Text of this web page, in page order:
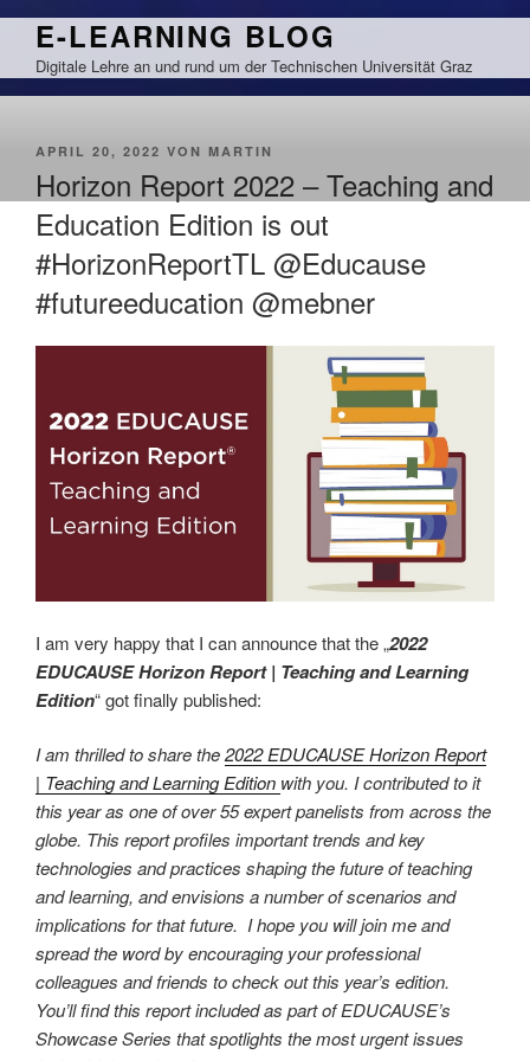
Zum
springen
E-LEARNING BLOG
Digitale Lehre an und rund um der Technischen Universität Graz
VERÖFFENTLICHT
APRIL 20, 2022 VON MARTIN
Horizon Report 2022 – Teaching and
Education Edition is out
#HorizonReportTL @Educause
#futureeducation @mebner
I am very happy that I can announce that the „2022
EDUCAUSE Horizon Report | Teaching and Learning
Edition“ got finally published:
I am thrilled to share the2022 EDUCAUSE Horizon Report
| Teaching and Learning Edition with you. I contributed to it
this year as one of over 55 expert panelists from across the
globe. This report profiles important trends and key
technologies and practices shaping the future of teaching
and learning, and envisions a number of scenarios and
implications for that future. I hope you will join me and
spread the word by encouraging your professional
colleagues and friends to check out this year’s edition.
You’ll find this report included as part of EDUCAUSE’s
Showcase Series that spotlights the most urgent issues